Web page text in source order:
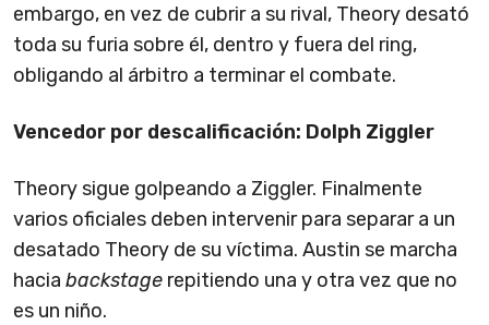
embargo, en vez de cubrir a su rival, Theory desató
toda su furia sobre él, dentro y fuera del ring,
obligando al árbitro a terminar el combate.
Vencedor por descalificación: Dolph Ziggler
Theory sigue golpeando a Ziggler. Finalmente
varios oficiales deben intervenir para separar a un
desatado Theory de su víctima. Austin se marcha
hacia backstage repitiendo una y otra vez que no
es un niño.